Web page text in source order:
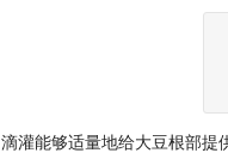
滴灌能够适量地给大豆根部提